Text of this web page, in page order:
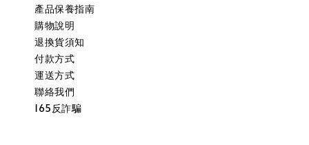
產品保養指南
購物說明
退換貨須知
付款方式
運送方式
聯絡我們
165反詐騙